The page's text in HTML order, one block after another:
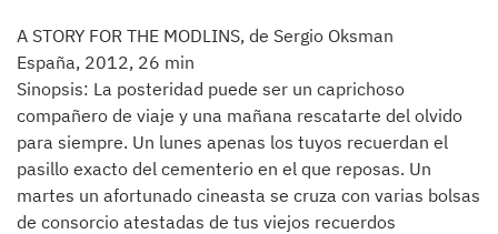
A STORY FOR THE MODLINS, de Sergio Oksman
España, 2012, 26 min
Sinopsis: La posteridad puede ser un caprichoso
compañero de viaje y una mañana rescatarte del olvido
para siempre. Un lunes apenas los tuyos recuerdan el
pasillo exacto del cementerio en el que reposas. Un
martes un afortunado cineasta se cruza con varias bolsas
de consorcio atestadas de tus viejos recuerdos